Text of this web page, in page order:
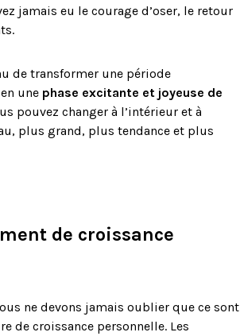
jamais eu le courage d’oser, le retour
de transformer une période
une phase excitante et joyeuse de
pouvez changer à l’intérieur et à
plus grand, plus tendance et plus
de croissance
ne devons jamais oublier que ce sont
de croissance personnelle. Les